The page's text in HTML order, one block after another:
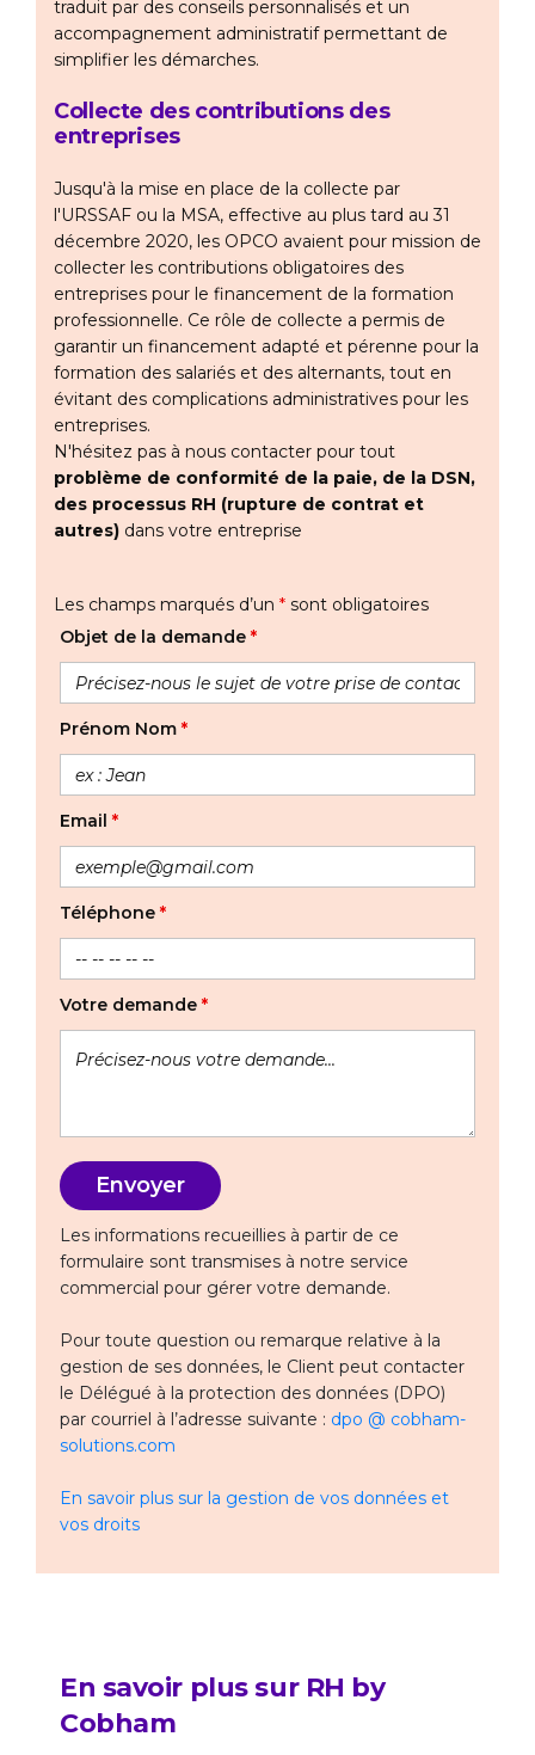
traduit par des conseils personnalisés et un
accompagnement administratif permettant de
simplifier les démarches.
Collecte des contributions des
entreprises
Jusqu'à la mise en place de la collecte par
l'URSSAF ou la MSA, effective au plus tard au 31
décembre 2020, les OPCO avaient pour mission de
collecter les contributions obligatoires des
entreprises pour le financement de la formation
professionnelle. Ce rôle de collecte a permis de
garantir un financement adapté et pérenne pour la
formation des salariés et des alternants, tout en
évitant des complications administratives pour les
entreprises.
N'hésitez pas à nous contacter pour tout
problème de conformité de la paie, de la DSN,
des processus RH (rupture de contrat et
autres) dans votre entreprise
Les champs marqués d’un * sont obligatoires
Objet de la demande *
Prénom Nom *
Email *
Téléphone *
Votre demande *
Les informations recueillies à partir de ce
formulaire sont transmises à notre service
commercial pour gérer votre demande.
Pour toute question ou remarque relative à la
gestion de ses données, le Client peut contacter
le Délégué à la protection des données (DPO)
par courriel à l’adresse suivante : dpo @ cobham-
solutions.com
En savoir plus sur la gestion de vos données et
vos droits
En savoir plus sur RH by
Cobham